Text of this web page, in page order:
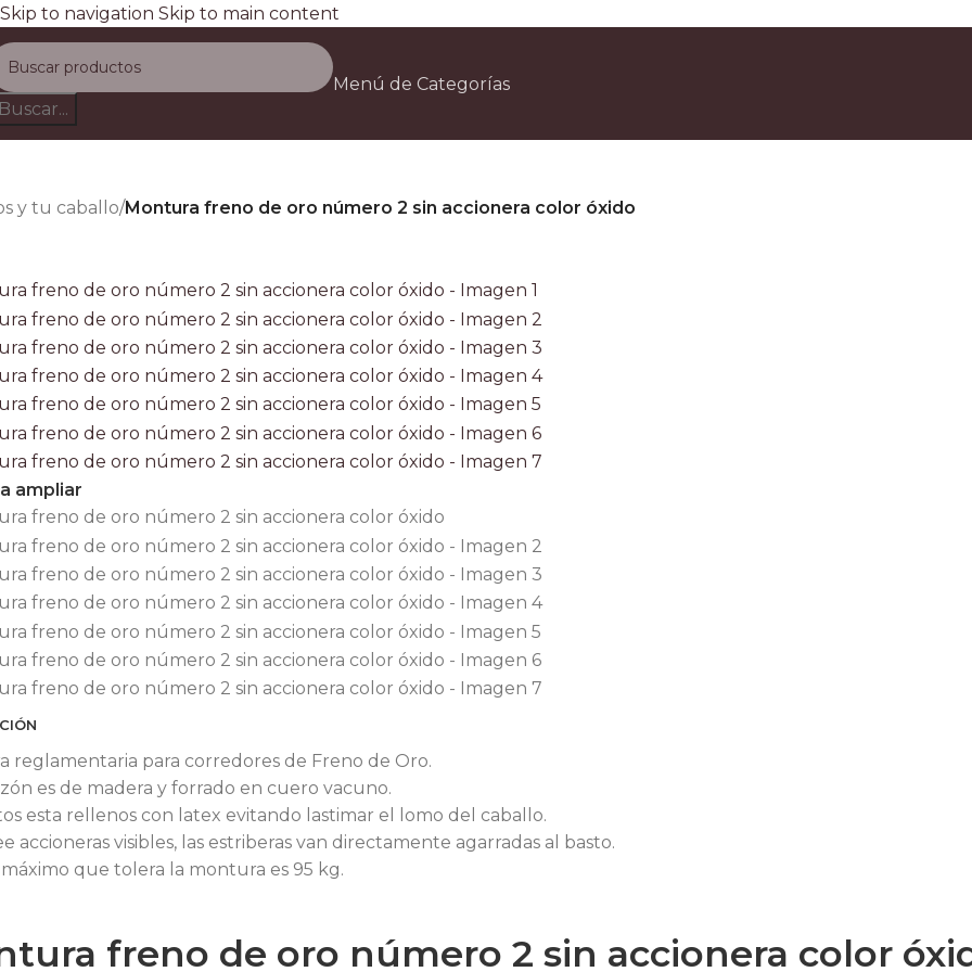
Skip to navigation Skip to main content
Envío gratis a todo el país en compras superiores a $90.000 por Correo Argentino (No válido en herraduras
Descuento ESPECIAL por transferencia bancaria 20%
Menú de Categorías
y tu caballo/Montura freno de oro número 2 sin accionera color óxido
ampliar
reglamentaria para corredores de Freno de Oro.
es de madera y forrado en cuero vacuno.
esta rellenos con latex evitando lastimar el lomo del caballo.
accioneras visibles, las estriberas van directamente agarradas al basto.
que tolera la montura es 95 kg.
freno de oro número 2 sin accionera color